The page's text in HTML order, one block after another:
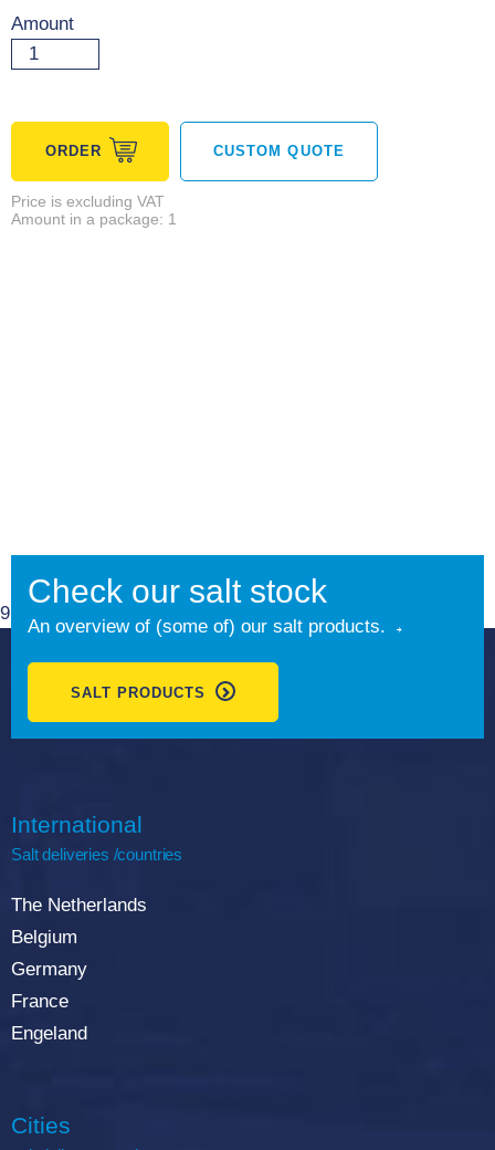
Amount
ORDER CUSTOM QUOTE
Price is excluding VAT
Amount in a package: 1
9.1
Check our salt stock
An overview of (some of) our salt products.
SALT PRODUCTS
International
Salt deliveries /countries
The Netherlands
Belgium
Germany
France
Engeland
Cities